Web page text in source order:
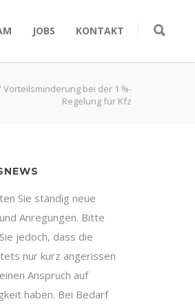
JOBS KONTAKT
Vorteilsminderung bei der 1 %-
Regelung für Kfz
Sie ständig neue
Anregungen. Bitte
jedoch, dass die
nur kurz angerissen
Anspruch auf
haben. Bei Bedarf